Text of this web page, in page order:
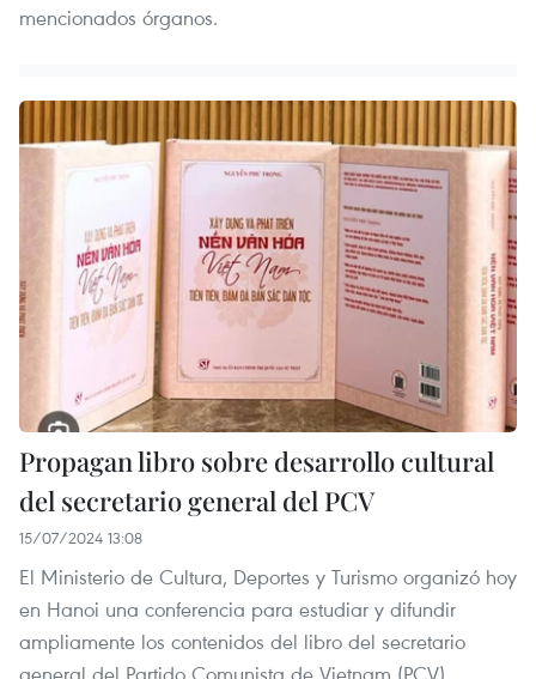
mencionados órganos.
Propagan libro sobre desarrollo cultural
del secretario general del PCV
15/07/2024 13:08
El Ministerio de Cultura, Deportes y Turismo organizó hoy
en Hanoi una conferencia para estudiar y difundir
ampliamente los contenidos del libro del secretario